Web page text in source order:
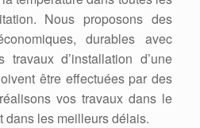
Nous proposons des
durables avec
travaux d’installation d’une
être effectuées par des
vos travaux dans le
dans les meilleurs délais.